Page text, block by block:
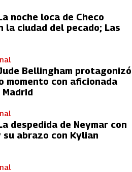
noche loca de Checo
la ciudad del pecado; Las
Bellingham protagonizó
momento con aficionada
despedida de Neymar con
su abrazo con Kylian